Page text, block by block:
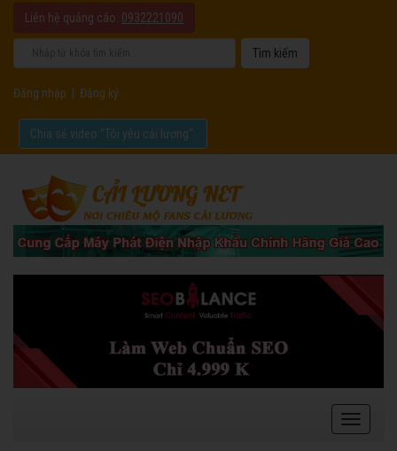
Liên hệ quảng cáo: 0932221090
Đăng nhập Đăng ký
Chia sẻ video "Tôi yêu cải lương".